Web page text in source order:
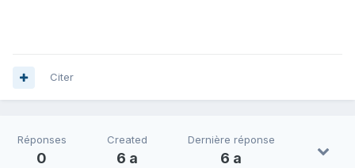
Citer
Réponses
0
Created
6 a
Dernière réponse
6 a